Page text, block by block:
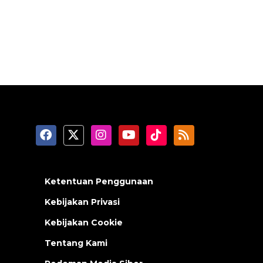
Ketentuan Penggunaan
Kebijakan Privasi
Kebijakan Cookie
Tentang Kami